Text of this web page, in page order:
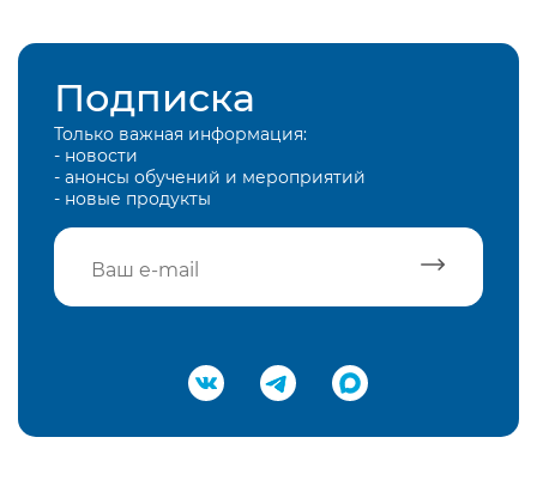
Подписка
Только важная информация:
- новости
- анонсы обучений и мероприятий
- новые продукты
Подтвердить e-mail